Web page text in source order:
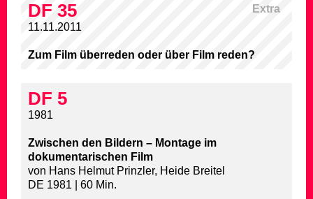
Extra
DF 35
11.11.2011
Zum Film überreden oder über Film reden?
DF 5
1981
Zwischen den Bildern – Montage im
dokumentarischen Film
von Hans Helmut Prinzler, Heide Breitel
DE 1981 | 60 Min.